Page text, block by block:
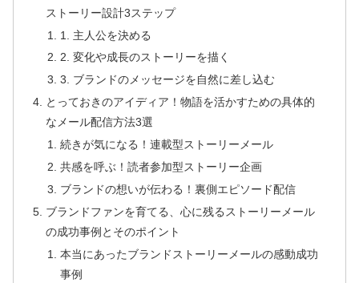
ストーリー設計3ステップ
1. 主人公を決める
2. 変化や成長のストーリーを描く
3. ブランドのメッセージを自然に差し込む
とっておきのアイディア！物語を活かすための具体的
なメール配信方法3選
続きが気になる！連載型ストーリーメール
共感を呼ぶ！読者参加型ストーリー企画
ブランドの想いが伝わる！裏側エピソード配信
ブランドファンを育てる、心に残るストーリーメール
の成功事例とそのポイント
本当にあったブランドストーリーメールの感動成功
事例